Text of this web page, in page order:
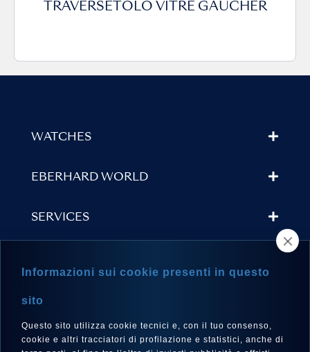
TRAVERSETOLO VITRÉ
WATCHES
EBERHARD WORLD
SERVICES
Informazioni sui cookie presenti in questo
sito
Questo sito utilizza cookie tecnici e, con il tuo consenso,
cookie e altri tracciatori di profilazione e statistici, anche di